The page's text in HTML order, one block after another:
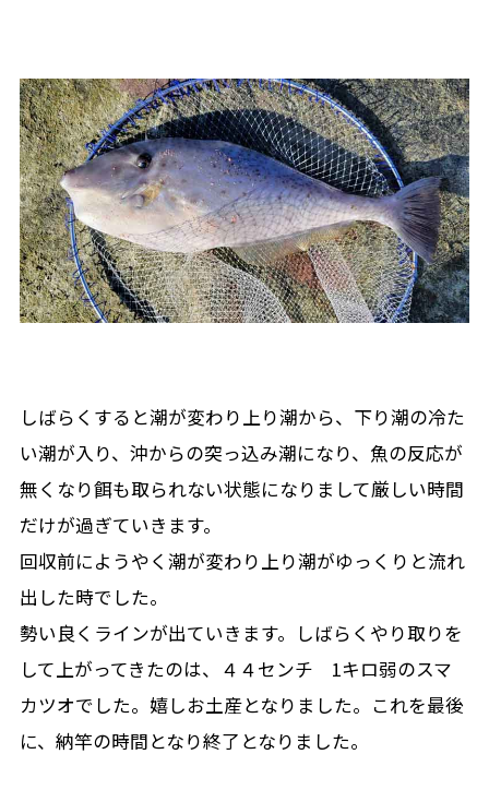
しばらくすると潮が変わり上り潮から、下り潮の冷た
い潮が入り、沖からの突っ込み潮になり、魚の反応が
無くなり餌も取られない状態になりまして厳しい時間
だけが過ぎていきます。
回収前にようやく潮が変わり上り潮がゆっくりと流れ
出した時でした。
勢い良くラインが出ていきます。しばらくやり取りを
して上がってきたのは、４４センチ 1キロ弱のスマ
カツオでした。嬉しお土産となりました。これを最後
に、納竿の時間となり終了となりました。